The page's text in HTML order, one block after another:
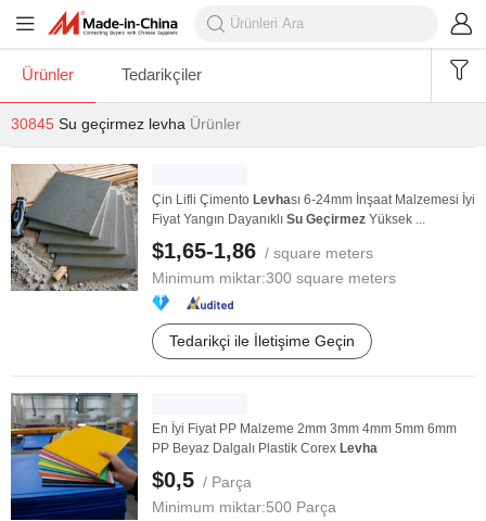
Ürünler Tedarikçiler
30845 Su geçirmez levha Ürünler
Çin Lifli Çimento Levhası 6-24mm İnşaat Malzemesi İyi
Fiyat Yangın Dayanıklı Su Geçirmez Yüksek ...
$1,65-1,86 / square meters
Minimum miktar:300 square meters
Tedarikçi ile İletişime Geçin
En İyi Fiyat PP Malzeme 2mm 3mm 4mm 5mm 6mm
PP Beyaz Dalgalı Plastik Corex Levha
$0,5 / Parça
Minimum miktar:500 Parça